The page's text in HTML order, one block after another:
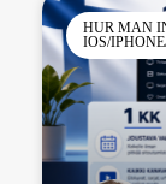
HUR MAN
IOS/